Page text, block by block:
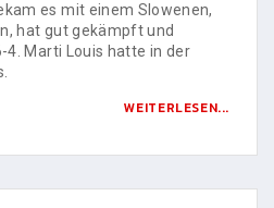
es mit einem Slowenen,
hat gut gekämpft und
4. Marti Louis hatte in der
WEITERLESEN...